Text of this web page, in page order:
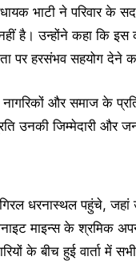
भाटी ने परिवार के
है। उन्होंने कहा कि
पर हरसंभव सहयोग देने
और समाज के
उनकी जिम्मेदारी और
गिरल धरनास्थल पहुंचे,
माइन्स के श्रमिक
के बीच हुई वार्ता में